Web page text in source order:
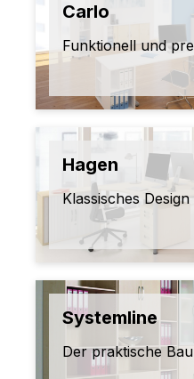
Carlo
Funktionell und
Hagen
Klassisches Design
Systemline
Der praktische